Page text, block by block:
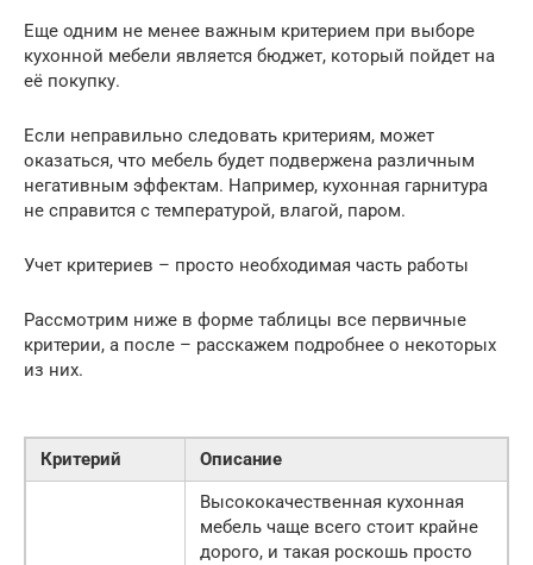
Еще одним не менее важным критерием при выборе
кухонной мебели является бюджет, который пойдет на
её покупку.
Если неправильно следовать критериям, может
оказаться, что мебель будет подвержена различным
негативным эффектам. Например, кухонная гарнитура
не справится с температурой, влагой, паром.
Учет критериев – просто необходимая часть работы
Рассмотрим ниже в форме таблицы все первичные
критерии, а после – расскажем подробнее о некоторых
из них.
Критерий Описание
Высококачественная кухонная
мебель чаще всего стоит крайне
дорого, и такая роскошь просто